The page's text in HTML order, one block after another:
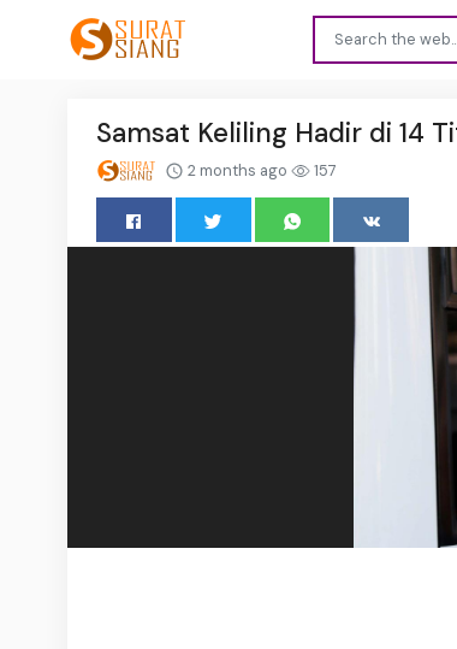
Samsat Keliling Hadir di 14
2 months ago 157